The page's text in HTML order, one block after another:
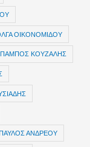
ΟΙΚΟΝΟΜΙΔΟΥ
ΠΑΜΠΟΣ ΚΟΥΖΑΛΗΣ
ΠΑΥΛΟΣ ΑΝΔΡΕΟΥ